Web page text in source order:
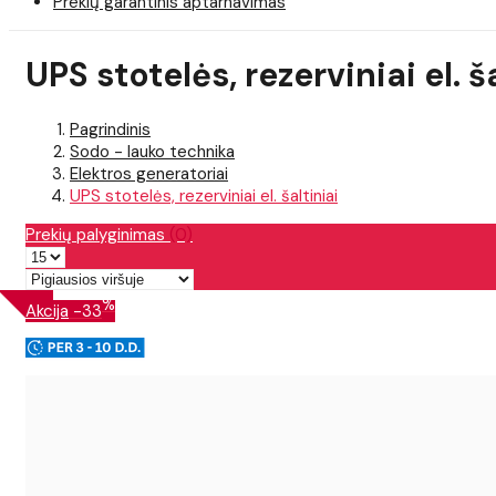
UPS stotelės, rezerviniai el.
Pagrindinis
Sodo - lauko technika
Elektros generatoriai
UPS stotelės, rezerviniai el. šaltiniai
Prekių palyginimas (0)
Akcija -33%